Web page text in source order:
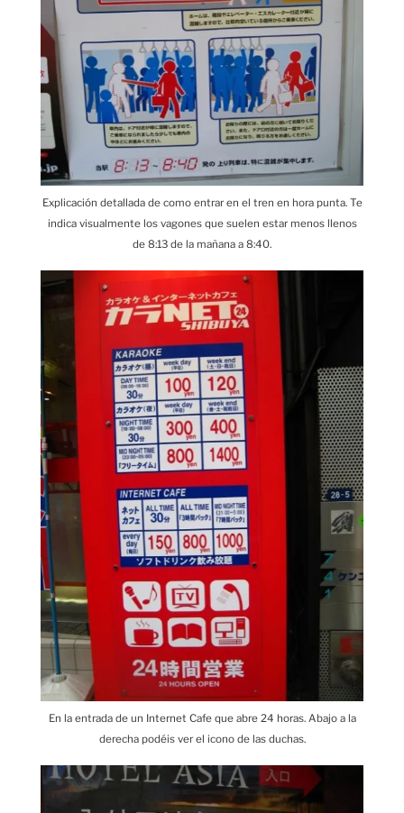
Explicación detallada de como entrar en el tren en hora punta. Te
indica visualmente los vagones que suelen estar menos llenos
de 8:13 de la mañana a 8:40.
En la entrada de un Internet Cafe que abre 24 horas. Abajo a la
derecha podéis ver el icono de las duchas.